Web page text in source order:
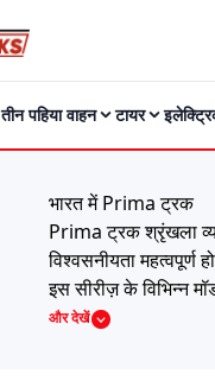
तीन पहिया वाहन टायर
भारत में Prima ट्रक
Prima ट्रक श्रृंखला
विश्वसनीयता महत्वपूर्ण
इस सीरीज़ के विभिन्न
वाहन एक कुशल ईंधन
और देखें